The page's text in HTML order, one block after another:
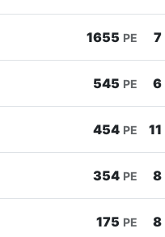
1655 PE 7
545 PE 6
454 PE 11
354 PE 8
175 PE 8